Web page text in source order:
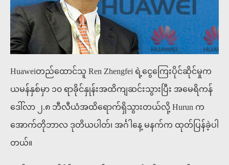
Huaweiတည်ထောင်သူ Ren Zhengfei ရဲ့ငွေကြေးပိုင်ဆိုင်မှုက
ယမန်နှစ်မှာ ၁၀ ရာခိုင်နှုန်းအထိကျဆင်းသွားပြီး အမေရိကန်
ဒေါ်လာ ၂.၈ ဘီလီယံအထိရောက်ရှိသွားတယ်လို့ Hurun က
အောက်တိုဘာလ ဒုတိယပါတ်၊ အင်္ဂါနေ့ မနက်က ထုတ်ပြန်ခဲ့ပါ
တယ်။